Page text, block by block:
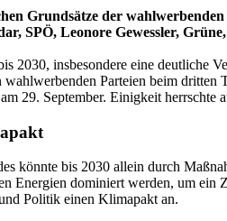
Grundsätze der
SPÖ, Leonore Gewessler,
2030, insbesondere eine deutliche
Parteien beim
29. September. Einigkeit herrschte
könnte bis 2030 allein durch
Energien dominiert werden, um ein
Politik einen Klimapakt an.